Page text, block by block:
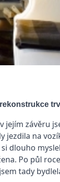
jejím závěru
jezdila na
dlouho
Po půl
tady